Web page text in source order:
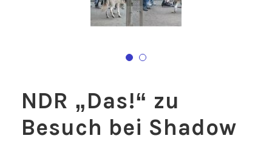
NDR „Das!“ zu
Besuch bei Shadow